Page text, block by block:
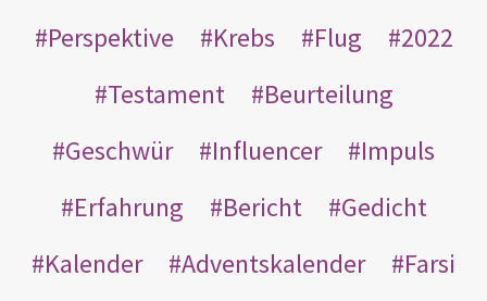
Perspektive
Krebs Flug
2022
Testament
Beurteilung
Geschwür
Influencer
Impuls
Erfahrung
Bericht
Gedicht
Kalender
Adventskalender
Farsi